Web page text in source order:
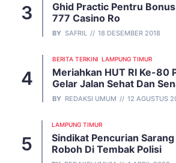
Ghid Practic Pentru
777 Casino Ro
BY SAFRIL 18 DESEMBER 2018
BERITA TERKINI LAMPUNG TIMUR
Meriahkan HUT RI Ke-80
Gelar Jalan Sehat Dan
BY REDAKSI UMUM 12 AGUSTUS
LAMPUNG TIMUR
Sindikat Pencurian
Roboh Di Tembak Polisi